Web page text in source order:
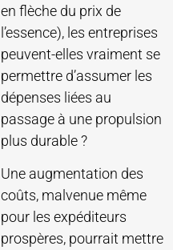
en flèche du prix de
l’essence), les entreprises
peuvent-elles vraiment se
permettre d’assumer les
dépenses liées au
passage à une propulsion
plus durable ?
Une augmentation des
coûts, malvenue même
pour les expéditeurs
prospères, pourrait mettre